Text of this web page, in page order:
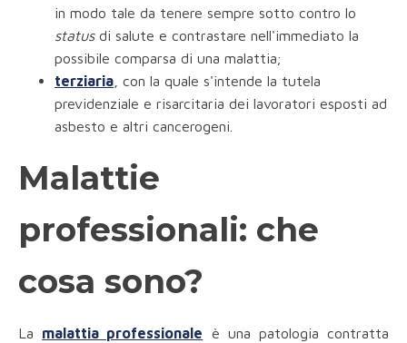
in modo tale da tenere sempre sotto contro lo
statusdi salute e contrastare nell'immediato la
possibile comparsa di una malattia;
terziaria , con la quale s'intende la tutela
previdenziale e risarcitaria dei lavoratori esposti ad
asbesto e altri cancerogeni.
Malattie
professionali: che
cosa sono?
La malattia professionale è una patologia contratta